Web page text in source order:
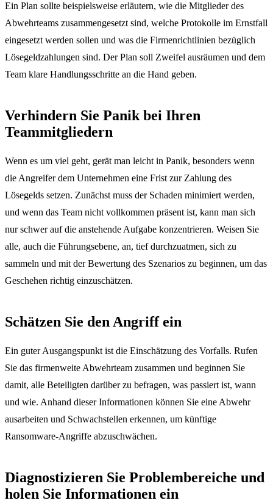
Ein Plan sollte beispielsweise erläutern, wie die Mitglieder des
Abwehrteams zusammengesetzt sind, welche Protokolle im Ernstfall
eingesetzt werden sollen und was die Firmenrichtlinien bezüglich
Lösegeldzahlungen sind. Der Plan soll Zweifel ausräumen und dem
Team klare Handlungsschritte an die Hand geben.
Verhindern Sie Panik bei Ihren
Teammitgliedern
Wenn es um viel geht, gerät man leicht in Panik, besonders wenn
die Angreifer dem Unternehmen eine Frist zur Zahlung des
Lösegelds setzen. Zunächst muss der Schaden minimiert werden,
und wenn das Team nicht vollkommen präsent ist, kann man sich
nur schwer auf die anstehende Aufgabe konzentrieren. Weisen Sie
alle, auch die Führungsebene, an, tief durchzuatmen, sich zu
sammeln und mit der Bewertung des Szenarios zu beginnen, um das
Geschehen richtig einzuschätzen.
Schätzen Sie den Angriff ein
Ein guter Ausgangspunkt ist die Einschätzung des Vorfalls. Rufen
Sie das firmenweite Abwehrteam zusammen und beginnen Sie
damit, alle Beteiligten darüber zu befragen, was passiert ist, wann
und wie. Anhand dieser Informationen können Sie eine Abwehr
ausarbeiten und Schwachstellen erkennen, um künftige
Ransomware-Angriffe abzuschwächen.
Diagnostizieren Sie Problembereiche und
holen Sie Informationen ein